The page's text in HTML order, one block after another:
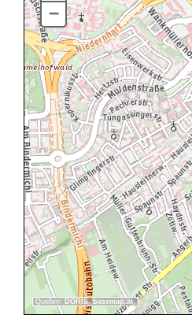
Quellen: DORIS, basemap.at
–